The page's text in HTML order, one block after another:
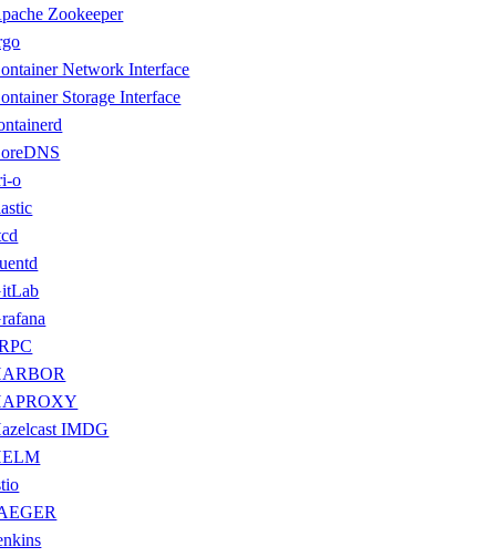
Zookeeper
Network Interface
Storage Interface
o
IMDG